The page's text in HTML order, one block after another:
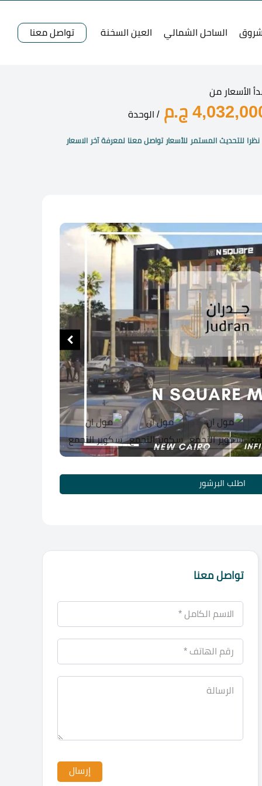
الساحل الشمالي العين السخنة تواصل معنا
الأسعار من
ج.م / الوحدة
نظرا للتحديث المستمر للأسعار تواصل معنا لمعرفة آخر الاسعار
اطلب البرشور
تواصل معنا